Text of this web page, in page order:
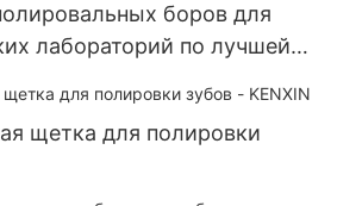
боров для
лабораторий по лучшей
щетка для полировки